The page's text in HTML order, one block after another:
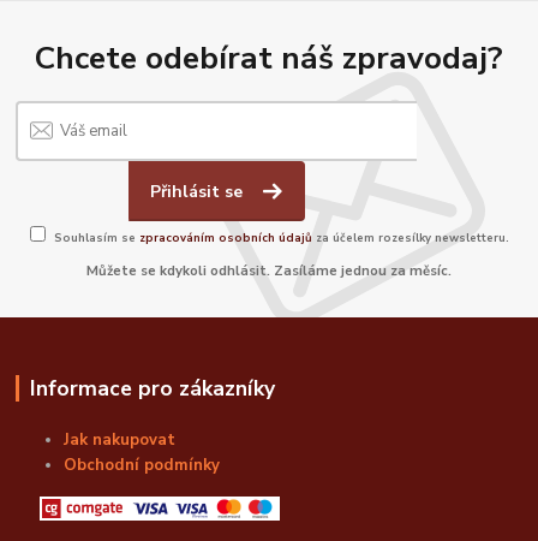
Chcete odebírat náš zpravodaj?
Přihlásit se
Souhlasím se zpracováním osobních údajů za účelem rozesílky newsletteru.
Můžete se kdykoli odhlásit. Zasíláme jednou za měsíc.
Informace pro zákazníky
Jak nakupovat
Obchodní podmínky